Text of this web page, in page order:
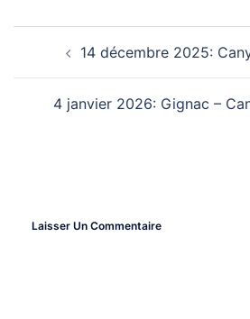
Navigation14 décembre 2025:
4 janvier 2026: Gignac –
Laisser Un Commentaire